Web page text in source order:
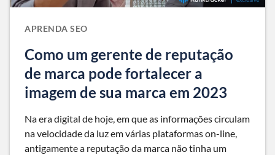
APRENDA SEO
Como um gerente de reputação
de marca pode fortalecer a
imagem de sua marca em 2023
Na era digital de hoje, em que as informações circulam
na velocidade da luz em várias plataformas on-line,
antigamente a reputação da marca não tinha um